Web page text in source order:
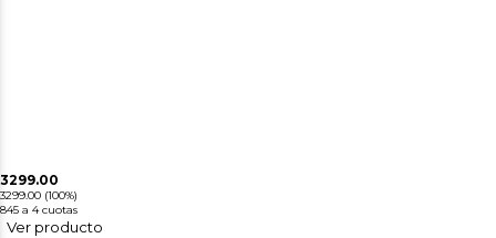
3299.00
3299.00 (100%)
845 a 4 cuotas
Ver producto